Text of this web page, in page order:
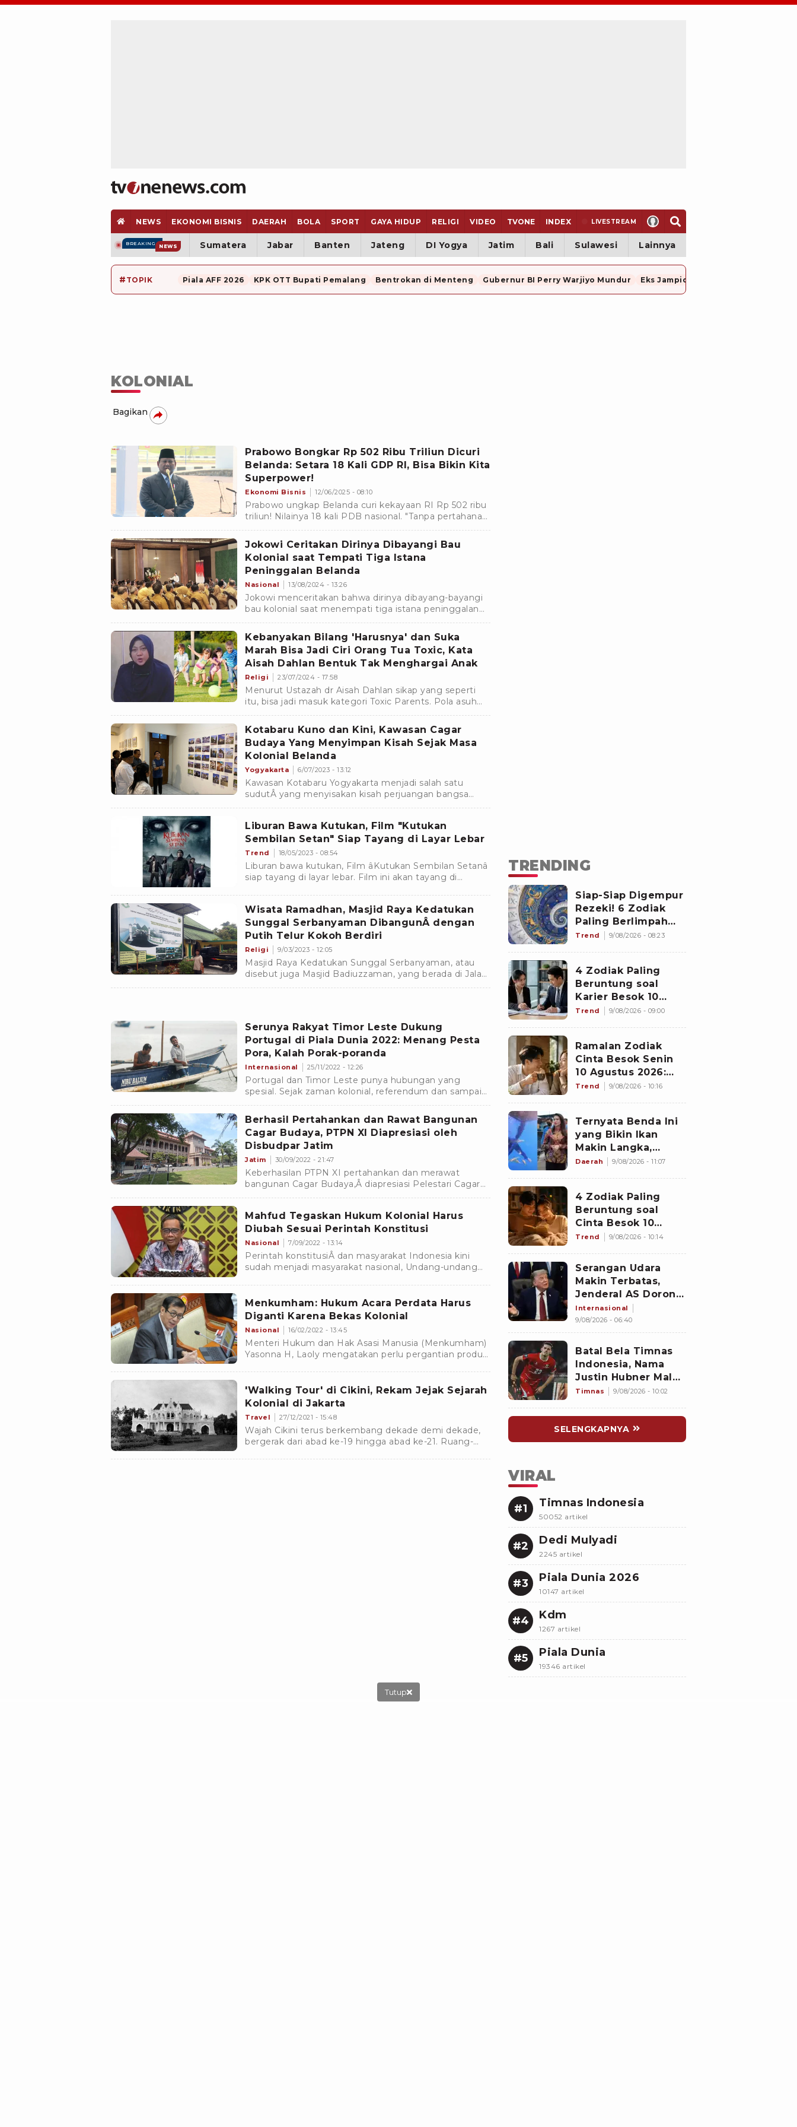
NEWS EKONOMI BISNIS DAERAH BOLA SPORT GAYA HIDUP RELIGI VIDEO TVONE INDEX LIVESTREAM
BREAKING NEWS Sumatera Jabar Banten Jateng DI Yogya Jatim Bali Sulawesi Lainnya
# TOPIK Piala AFF 2026 KPK OTT Bupati Pemalang Bentrokan di Menteng Gubernur BI Perry Warjiyo Mundur
KOLONIAL
Bagikan
Prabowo Bongkar Rp 502 Ribu Triliun Dicuri
Belanda: Setara 18 Kali GDP RI, Bisa Bikin Kita
Superpower!
Ekonomi Bisnis 12/06/2025 - 08:10
Prabowo ungkap Belanda curi kekayaan RI Rp 502 ribu
triliun! Nilainya 18 kali PDB nasional. "Tanpa pertahanan
kuat, kita bisa dijajah lagi," tegasnya.
Jokowi Ceritakan Dirinya Dibayangi Bau
Kolonial saat Tempati Tiga Istana
Peninggalan Belanda
Nasional 13/08/2024 - 13:26
Jokowi menceritakan bahwa dirinya dibayang-bayangi
bau kolonial saat menempati tiga istana peninggalan
pemerintah Hindia Belanda, yakni Istana Merdeka,
Istana Negara dan Istana Kepresidenan Bogor.
Kebanyakan Bilang 'Harusnya' dan Suka
Marah Bisa Jadi Ciri Orang Tua Toxic, Kata
Aisah Dahlan Bentuk Tak Menghargai Anak
Religi 23/07/2024 - 17:58
Menurut Ustazah dr Aisah Dahlan sikap yang seperti
itu, bisa jadi masuk kategori Toxic Parents. Pola asuh
orang tua yang bisa jadi malah seperti racun, simak...
Kotabaru Kuno dan Kini, Kawasan Cagar
Budaya Yang Menyimpan Kisah Sejak Masa
Kolonial Belanda
Yogyakarta 6/07/2023 - 13:12
Kawasan Kotabaru Yogyakarta menjadi salah satu
sudutÂ yang menyisakan kisah perjuangan bangsa
Indonesia. Hal ini dapat dilihat dari peninggalan masa
Liburan Bawa Kutukan, Film "Kutukan
Sembilan Setan" Siap Tayang di Layar Lebar
Trend 18/05/2023 - 08:54
Liburan bawa kutukan, Film âKutukan Sembilan Setanâ
siap tayang di layar lebar. Film ini akan tayang di
Wisata Ramadhan, Masjid Raya Kedatukan
Sunggal Serbanyaman DibangunÂ dengan
Putih Telur Kokoh Berdiri
Religi 9/03/2023 - 12:05
Masjid Raya Kedatukan Sunggal Serbanyaman, atau
disebut juga Masjid Badiuzzaman, yang berada di Jalan
Sunggal Pekan, Kecamatan Medan Sunggal masih
Serunya Rakyat Timor Leste Dukung
Portugal di Piala Dunia 2022: Menang Pesta
Pora, Kalah Porak-poranda
Internasional 25/11/2022 - 12:26
Portugal dan Timor Leste punya hubungan yang
spesial. Sejak zaman kolonial, referendum dan sampai
saat ini, kedua negara selalu tak terpisahkan baik soal
bahasa, budaya, hingga olahraga.Â
Berhasil Pertahankan dan Rawat Bangunan
Cagar Budaya, PTPN XI Diapresiasi oleh
Disbudpar Jatim
Jatim 30/09/2022 - 21:47
Keberhasilan PTPN XI pertahankan dan merawat
bangunan Cagar Budaya,Â diapresiasi Pelestari Cagar
Budaya 2022 dari Dinas Kebudayaan & Pariwisata
Mahfud Tegaskan Hukum Kolonial Harus
Diubah Sesuai Perintah Konstitusi
Nasional 7/09/2022 - 13:14
Perintah konstitusiÂ dan masyarakat Indonesia kini
sudah menjadi masyarakat nasional, Undang-undang
Menkumham: Hukum Acara Perdata Harus
Diganti Karena Bekas Kolonial
Nasional 16/02/2022 - 13:45
Menteri Hukum dan Hak Asasi Manusia (Menkumham)
Yasonna H, Laoly mengatakan perlu pergantian produk
'Walking Tour' di Cikini, Rekam Jejak Sejarah
Kolonial di Jakarta
Travel 27/12/2021 - 15:48
Wajah Cikini terus berkembang dekade demi dekade,
bergerak dari abad ke-19 hingga abad ke-21. Ruang-
TRENDING
Siap-Siap Digempur
Rezeki! 6 Zodiak
Paling Berlimpah
Cuan di 10 Agustus
Trend 9/08/2026 - 08:23
4 Zodiak Paling
Beruntung soal
Karier Besok 10
Agustus 2026: Leo
Diperhitungkan
Trend 9/08/2026 - 09:00
Ramalan Zodiak
Cinta Besok Senin
10 Agustus 2026:
Cancer Full Senyum
Terprovokasi Kabar
Burung di Awal
Pekan
Trend 9/08/2026 - 10:16
Ternyata Benda Ini
yang Bikin Ikan
Makin Langka,
Nelayan Malut
Tjoanda soal
Rumpon Ilegal
Daerah 9/08/2026 - 11:07
4 Zodiak Paling
Beruntung soal
Cinta Besok 10
Agustus 2026:
Perhatian, Leo
Makin Dekat
dengan Si Dia
Trend 9/08/2026 - 10:14
Serangan Udara
Makin Terbatas,
Jenderal AS Dorong
Trump Akhiri
Konflik dengan Iran
Internasional
9/08/2026 - 06:40
Batal Bela Timnas
Indonesia, Nama
Justin Hubner Malah
Jadi Sensasi di
Klub Kasta Teratas
Timnas 9/08/2026 - 10:02
SELENGKAPNYA
VIRAL
#1 Timnas Indonesia
50052 artikel
#2 Dedi Mulyadi
2245 artikel
#3 Piala Dunia 2026
10147 artikel
#4 Kdm
1267 artikel
#5 Piala Dunia
19346 artikel
Tutup